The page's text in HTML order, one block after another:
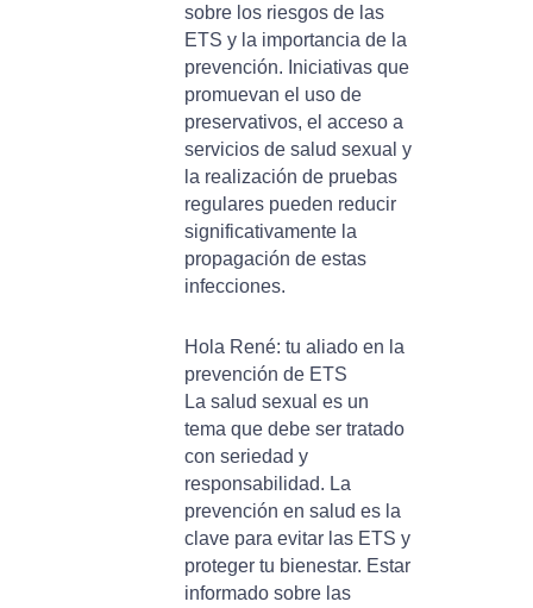
sobre los riesgos de las
ETS y la importancia de la
prevención. Iniciativas que
promuevan el uso de
preservativos, el acceso a
servicios de salud sexual y
la realización de pruebas
regulares pueden reducir
significativamente la
propagación de estas
infecciones.
Hola René: tu aliado en la
prevención de ETS
La salud sexual es un
tema que debe ser tratado
con seriedad y
responsabilidad. La
prevención en salud es la
clave para evitar las ETS y
proteger tu bienestar. Estar
informado sobre las